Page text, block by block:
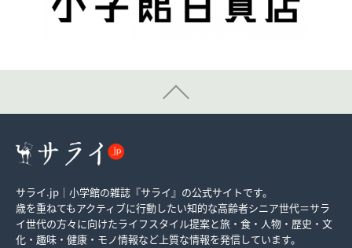
サライ.jp｜小学館の雑誌『サライ』の公式サイトです。
歳を重ねてもアクティブに行動したい知的な高齢者シニア世代＝サラ
イ世代の方々に向けたライフスタイル提案と旅・食・人物・歴史・文
化・趣味・健康・モノ情報など上質な情報を発信しています。